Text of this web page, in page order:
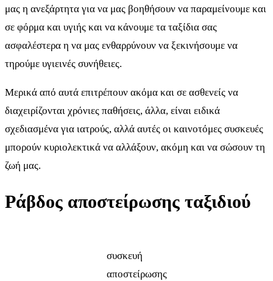
μας η ανεξάρτητα για να μας βοηθήσουν να παραμείνουμε και
σε φόρμα και υγιής και να κάνουμε τα ταξίδια σας
ασφαλέστερα η να μας ενθαρρύνουν να ξεκινήσουμε να
τηρούμε υγιεινές συνήθειες.
Μερικά από αυτά επιτρέπουν ακόμα και σε ασθενείς να
διαχειρίζονται χρόνιες παθήσεις, άλλα, είναι ειδικά
σχεδιασμένα για ιατρούς, αλλά αυτές οι καινοτόμες συσκευές
μπορούν κυριολεκτικά να αλλάξουν, ακόμη και να σώσουν τη
ζωή μας.
Ράβδος αποστείρωσης ταξιδιού
συσκευή
αποστείρωσης